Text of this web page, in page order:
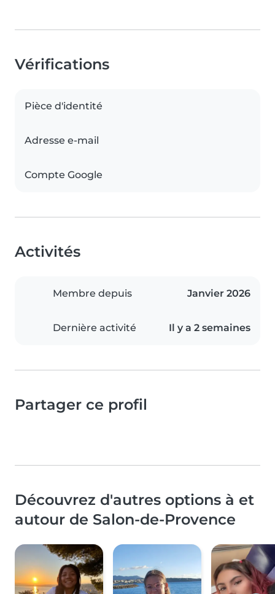
Vérifications
Pièce d'identité
Adresse e-mail
Compte Google
Activités
Membre depuis Janvier 2026
Dernière activité Il y a 2 semaines
Partager ce profil
Découvrez d'autres options à et
autour de Salon-de-Provence